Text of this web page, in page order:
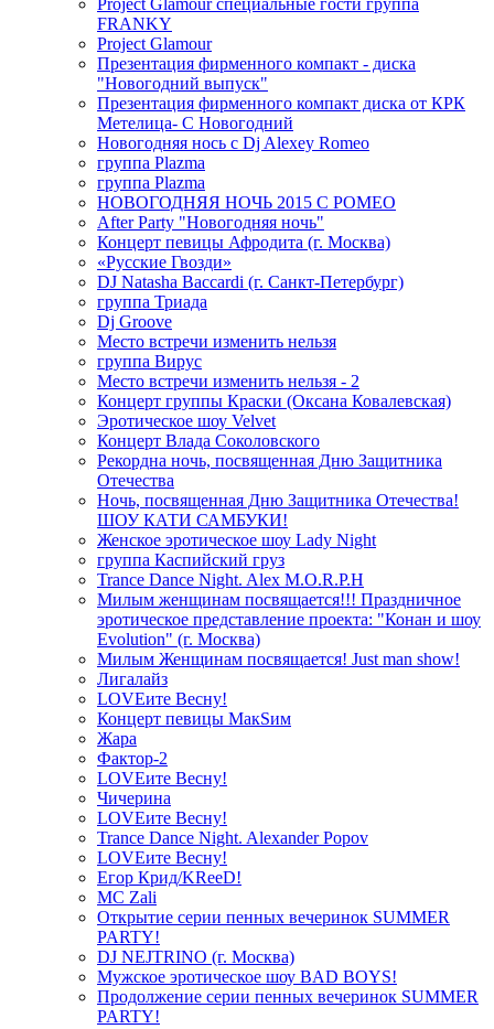
Project Glamour специальные гости группа
FRANKY
Project Glamour
Презентация фирменного компакт - диска
"Новогодний выпуск"
Презентация фирменного компакт диска от КРК
Метелица- С Новогодний
Новогодняя нось с Dj Alexey Romeo
группа Plazma
группа Plazma
НОВОГОДНЯЯ НОЧЬ 2015 C РОМЕО
After Party "Новогодняя ночь"
Концерт певицы Афродита (г. Москва)
«Русские Гвозди»
DJ Natasha Baccardi (г. Санкт-Петербург)
группа Триада
Dj Groove
Место встречи изменить нельзя
группа Вирус
Место встречи изменить нельзя - 2
Концерт группы Краски (Оксана Ковалевская)
Эротическое шоу Velvet
Концерт Влада Соколовского
Рекордна ночь, посвященная Дню Защитника
Отечества
Ночь, посвященная Дню Защитника Отечества!
ШОУ КАТИ САМБУКИ!
Женское эротическое шоу Lady Night
группа Каспийский груз
Trance Dance Night. Alex M.O.R.P.H
Милым женщинам посвящается!!! Праздничное
эротическое представление проекта: "Конан и шоу
Evolution" (г. Москва)
Милым Женщинам посвящается! Just man show!
Лигалайз
LOVEите Весну!
Концерт певицы МакSим
Жара
Фактор-2
LOVEите Весну!
Чичерина
LOVEите Весну!
Trance Dance Night. Alexander Popov
LOVEите Весну!
Егор Крид/KReeD!
MC Zali
Открытие серии пенных вечеринок SUMMER
PARTY!
DJ NEJTRINO (г. Москва)
Мужское эротическое шоу BAD BOYS!
Продолжение серии пенных вечеринок SUMMER
PARTY!